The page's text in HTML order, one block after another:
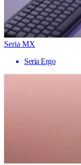
Seria MX
Seria Ergo